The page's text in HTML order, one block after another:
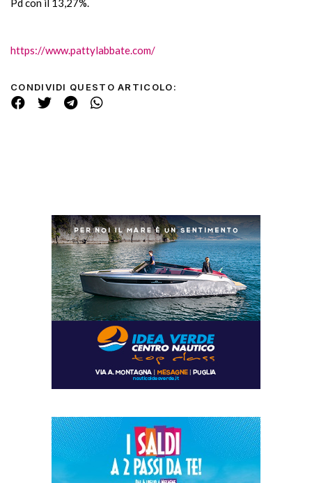
https://www.pattylabbate.com/
CONDIVIDI QUESTO ARTICOLO: